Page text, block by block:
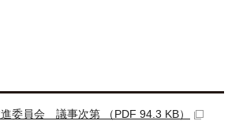
委員会 議事次第 （PDF 94.3 KB）